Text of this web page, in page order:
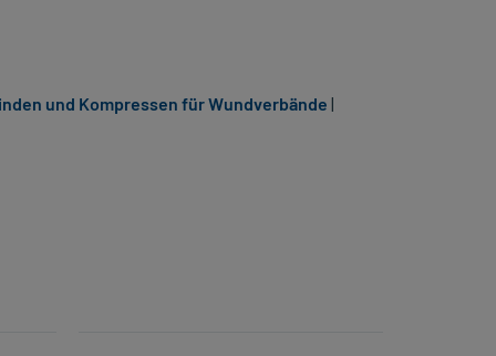
und Kompressen für Wundverbände |